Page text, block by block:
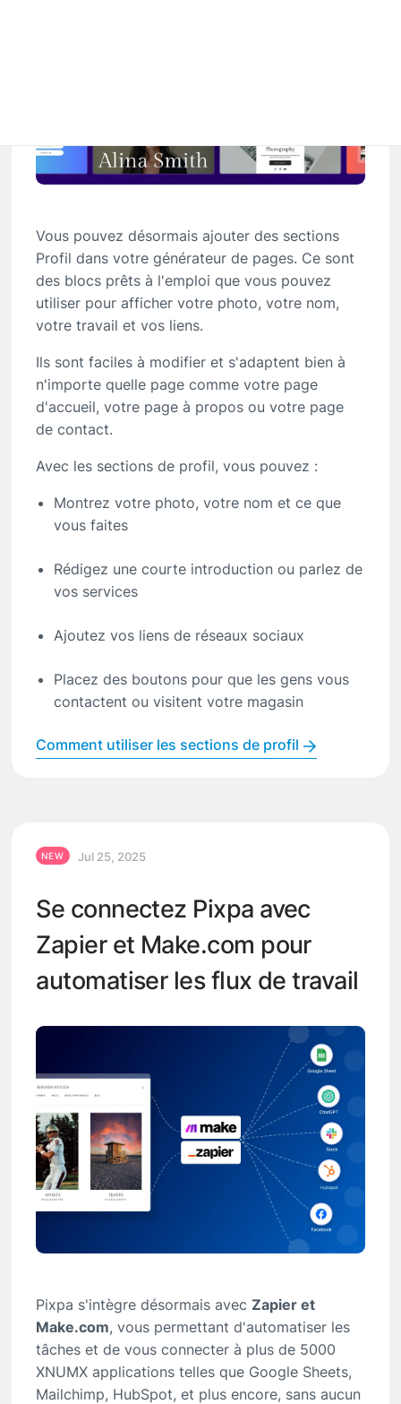
Vous pouvez désormais ajouter des sections
Profil dans votre générateur de pages. Ce sont
des blocs prêts à l'emploi que vous pouvez
utiliser pour afficher votre photo, votre nom,
votre travail et vos liens.
Ils sont faciles à modifier et s'adaptent bien à
n'importe quelle page comme votre page
d'accueil, votre page à propos ou votre page
de contact.
Avec les sections de profil, vous pouvez :
Montrez votre photo, votre nom et ce que
vous faites
Rédigez une courte introduction ou parlez de
vos services
Ajoutez vos liens de réseaux sociaux
Placez des boutons pour que les gens vous
contactent ou visitent votre magasin
Comment utiliser les sections de profil
NEW Jul 25, 2025
Se connectez Pixpa avec
Zapier et Make.com pour
automatiser les flux de travail
Pixpa s'intègre désormais avec Zapier et
Make.com, vous permettant d'automatiser les
tâches et de vous connecter à plus de 5000
XNUMX applications telles que Google Sheets,
Mailchimp, HubSpot, et plus encore, sans aucun